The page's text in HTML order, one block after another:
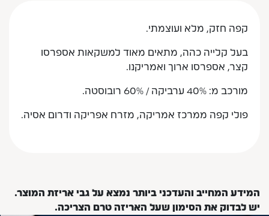
קפה חזק, מלא ועוצמתי.
בעל קלייה כהה, מתאים מאוד למשקאות אספרסו
קצר, אספרסו ארוך ואמריקנו.
מורכב מ: 40% ערביקה / 60% רובוסטה.
פולי קפה ממרכז אמריקה, מזרח אפריקה ודרום אסיה.
המידע המחייב והעדכני ביותר נמצא על גבי אריזת המוצר.
יש לבדוק את הסימון שעל האריזה טרם הצריכה.